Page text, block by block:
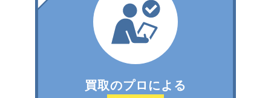
買取のプロによる